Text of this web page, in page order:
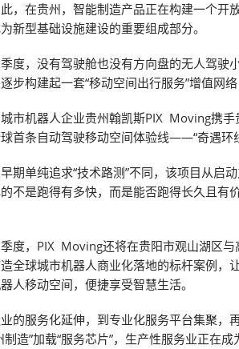
，在贵州，智能制造产品正在构建一个开
新型基础设施建设的重要组成部分。
度，没有驾驶舱也没有方向盘的无人驾驶
步构建起一套“移动空间出行服务”增值网
市机器人企业贵州翰凯斯PIX Moving携
首条自动驾驶移动空间体验线——“奇遇环线
期单纯追求“技术路测”不同，该项目从启
不是跑得有多快，而是能否跑得长久且有
度，PIX Moving还将在贵阳市观山湖区
全球城市机器人商业化落地的标杆案例，
人移动空间，便捷享受智慧生活。
的服务化延伸，到专业化服务平台集聚，
制造”加载“服务芯片”，生产性服务业正在